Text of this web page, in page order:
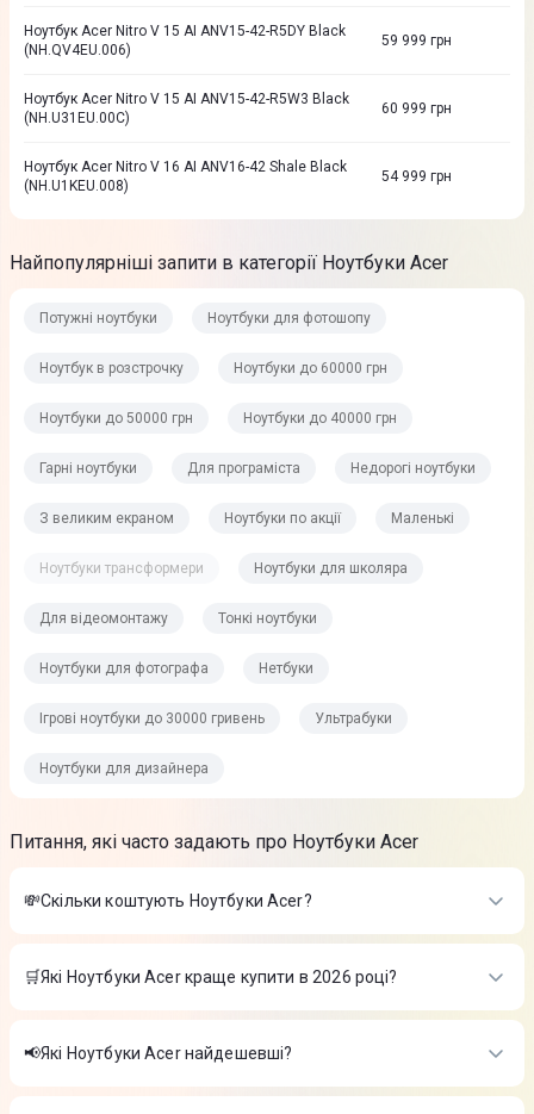
Ноутбук Acer Nitro V 15 AI ANV15-42-R5DY Black
(NH.QV4EU.006)
59 999 грн
Ноутбук Acer Nitro V 15 AI ANV15-42-R5W3 Black
(NH.U31EU.00C)
60 999 грн
Ноутбук Acer Nitro V 16 AI ANV16-42 Shale Black
(NH.U1KEU.008)
54 999 грн
Найпопулярніші запити в категорії Ноутбуки Acer
Потужні ноутбуки Ноутбуки для фотошопу
Ноутбук в розстрочку Ноутбуки до 60000 грн
Ноутбуки до 50000 грн Ноутбуки до 40000 грн
Гарні ноутбуки Для програміста Недорогі ноутбуки
З великим екраном Ноутбуки по акції Маленькі
Ноутбуки трансформери Ноутбуки для школяра
Для відеомонтажу Тонкі ноутбуки
Ноутбуки для фотографа Нетбуки
Ігрові ноутбуки до 30000 гривень Ультрабуки
Ноутбуки для дизайнера
Питання, які часто задають про Ноутбуки Acer
💸Скільки коштують Ноутбуки Acer?
Вартість товарів в категорії Ноутбуки Acer в інтернет-
магазині Цитрус
Ноутбук Acer Nitro V 16 AI ANV16-42-R0GW Shale Black
(NH.U1HEU.00A)
66 999 ₴
Ноутбук Acer Nitro V 15 ANV15-42-R1D4 Black
🛒Які Ноутбуки Acer краще купити в 2026 році?
Найкращі Ноутбуки Acer в 2026 році на думку інтернет-
магазину Цитрус
📢Які Ноутбуки Acer найдешевші?
На сьогодні найдешевші Ноутбуки Acer